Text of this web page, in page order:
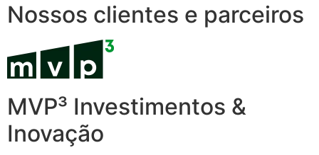
Nossos clientes e parceiros
MVP³ Investimentos &
Inovação